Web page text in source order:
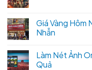
Giá Vàng Hôm
Nhẫn
Làm Nét Ảnh
Quả